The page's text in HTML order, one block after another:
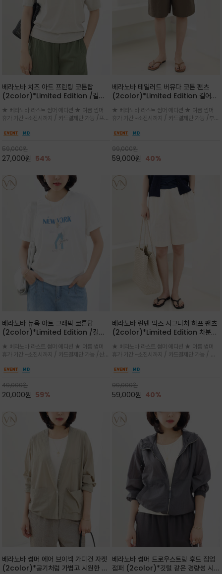
베라노바 치즈 아트 프린팅 코튼탑
(2color)*Limited Edition /길어
세요 ^^
★ 베라노바 라스트 썸머 에디션 ★ 여름 썸머
휴가 기간 ~소진시까지 / 카드결제만 가능 /프론
러스트 프린트가 더해져 과하지 않으면서도 세련
59,000원
27,000원 54%
베라노바 테일러드 버뮤다 코튼 팬츠
(2color)*Limited Edition 길어진
^^
★ 베라노바 라스트 썸머 에디션 ★ 여름 썸머
휴가 기간 ~소진시까지 / 카드결제만 가능 /부드
은은한 매트 컬러가 고급스러운 분위기
99,000원
59,000원 40%
베라노바 뉴욕 아트 그래픽 코튼탑
(2color)*Limited Edition /길어
세요 ^^
★ 베라노바 라스트 썸머 에디션 ★ 여름 썸머
휴가 기간 ~소진시까지 / 카드결제만 가능 /산뜻
레터링과 감각적인 일러스트 프린트가 어우러져
49,000원
20,000원 59%
베라노바 린넨 믹스 시그니처 하프 팬츠
(2color)*Limited Edition 차분한
진 여름의 끝자락까지 멋스럽게 연출하
세요 ^^
★ 베라노바 라스트 썸머 에디션 ★ 여름 썸머
휴가 기간 ~소진시까지 / 카드결제만 가능 / 앞
게 체형을 커버해 우아한 비율을 완성
99,000원
59,000원 40%
베라노바 썸머 에어 브이넥 가디건 자켓
(2color)*공기처럼 가볍고 시원한 나
베라노바 썸머 드로우스트링 후드 집업
점퍼 (2color)*깃털 같은 경량성 시원